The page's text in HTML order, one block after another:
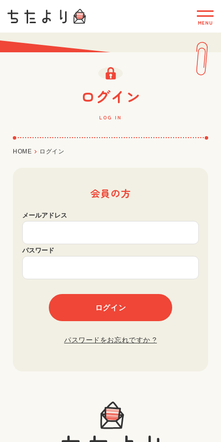
ログイン
LOG IN
HOME ログイン
会員の方
メールアドレス
パスワード
パスワードをお忘れですか ?